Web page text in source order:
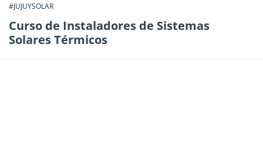
#JUJUYSOLAR
Curso de Instaladores de Sistemas
Solares Térmicos